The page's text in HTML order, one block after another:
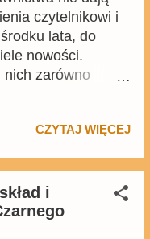
czytelnikowi i
lata, do
nowości.
zarówno
CZYTAJ WIĘCEJ
i